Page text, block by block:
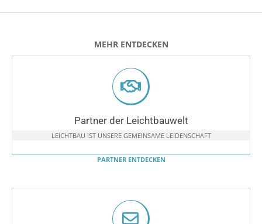
MEHR ENTDECKEN
Partner der Leichtbauwelt
LEICHTBAU IST UNSERE GEMEINSAME LEIDENSCHAFT
PARTNER ENTDECKEN